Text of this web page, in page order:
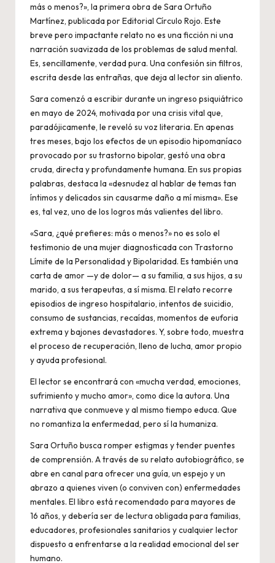
más o menos?», la primera obra de Sara Ortuño
Martínez, publicada por Editorial Círculo Rojo. Este
breve pero impactante relato no es una ficción ni una
narración suavizada de los problemas de salud mental.
Es, sencillamente, verdad pura. Una confesión sin filtros,
escrita desde las entrañas, que deja al lector sin aliento.
Sara comenzó a escribir durante un ingreso psiquiátrico
en mayo de 2024, motivada por una crisis vital que,
paradójicamente, le reveló su voz literaria. En apenas
tres meses, bajo los efectos de un episodio hipomaníaco
provocado por su trastorno bipolar, gestó una obra
cruda, directa y profundamente humana. En sus propias
palabras, destaca la «desnudez al hablar de temas tan
íntimos y delicados sin causarme daño a mí misma». Ese
es, tal vez, uno de los logros más valientes del libro.
«Sara, ¿qué prefieres: más o menos?» no es solo el
testimonio de una mujer diagnosticada con Trastorno
Límite de la Personalidad y Bipolaridad. Es también una
carta de amor —y de dolor— a su familia, a sus hijos, a su
marido, a sus terapeutas, a sí misma. El relato recorre
episodios de ingreso hospitalario, intentos de suicidio,
consumo de sustancias, recaídas, momentos de euforia
extrema y bajones devastadores. Y, sobre todo, muestra
el proceso de recuperación, lleno de lucha, amor propio
y ayuda profesional.
El lector se encontrará con «mucha verdad, emociones,
sufrimiento y mucho amor», como dice la autora. Una
narrativa que conmueve y al mismo tiempo educa. Que
no romantiza la enfermedad, pero sí la humaniza.
Sara Ortuño busca romper estigmas y tender puentes
de comprensión. A través de su relato autobiográfico, se
abre en canal para ofrecer una guía, un espejo y un
abrazo a quienes viven (o conviven con) enfermedades
mentales. El libro está recomendado para mayores de
16 años, y debería ser de lectura obligada para familias,
educadores, profesionales sanitarios y cualquier lector
dispuesto a enfrentarse a la realidad emocional del ser
humano.